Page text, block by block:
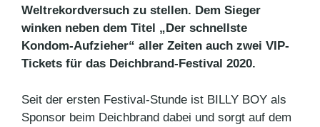
Weltrekordversuch zu stellen. Dem Sieger
winken neben dem Titel „Der schnellste
Kondom-Aufzieher“ aller Zeiten auch zwei VIP-
Tickets für das Deichbrand-Festival 2020.
Seit der ersten Festival-Stunde ist BILLY BOY als
Sponsor beim Deichbrand dabei und sorgt auf dem